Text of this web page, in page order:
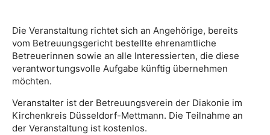
Die Veranstaltung richtet sich an Angehörige, bereits
vom Betreuungsgericht bestellte ehrenamtliche
Betreuerinnen sowie an alle Interessierten, die diese
verantwortungsvolle Aufgabe künftig übernehmen
möchten.
Veranstalter ist der Betreuungsverein der Diakonie im
Kirchenkreis Düsseldorf-Mettmann. Die Teilnahme an
der Veranstaltung ist kostenlos.